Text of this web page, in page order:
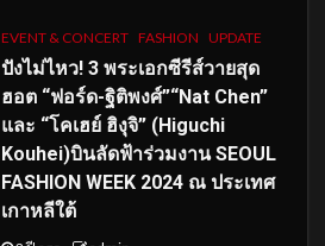
EVENT & CONCERT FASHION UPDATE
ปังไม่ไหว! 3 พระเอกซีรีส์วายสุด
ฮอต “ฟอร์ด-ฐิติพงศ์”“Nat Chen”
และ “โคเฮย์ ฮิงุจิ” (Higuchi
Kouhei)บินลัดฟ้าร่วมงาน SEOUL
FASHION WEEK 2024 ณ ประเทศ
เกาหลีใต้